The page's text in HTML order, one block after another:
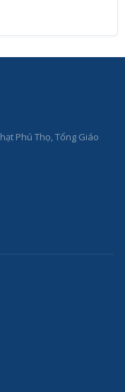
Phú Thọ, Tổng Giáo